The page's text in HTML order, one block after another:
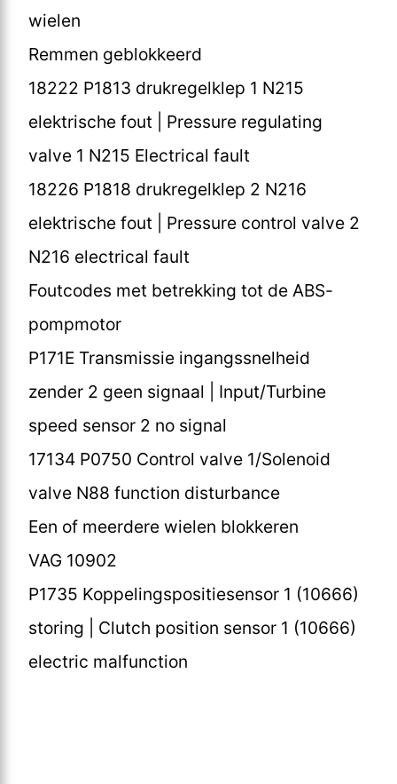
wielen
Remmen geblokkeerd
18222 P1813 drukregelklep 1 N215
elektrische fout | Pressure regulating
valve 1 N215 Electrical fault
18226 P1818 drukregelklep 2 N216
elektrische fout | Pressure control valve 2
N216 electrical fault
Foutcodes met betrekking tot de ABS-
pompmotor
P171E Transmissie ingangssnelheid
zender 2 geen signaal | Input/Turbine
speed sensor 2 no signal
17134 P0750 Control valve 1/Solenoid
valve N88 function disturbance
Een of meerdere wielen blokkeren
VAG 10902
P1735 Koppelingspositiesensor 1 (10666)
storing | Clutch position sensor 1 (10666)
electric malfunction